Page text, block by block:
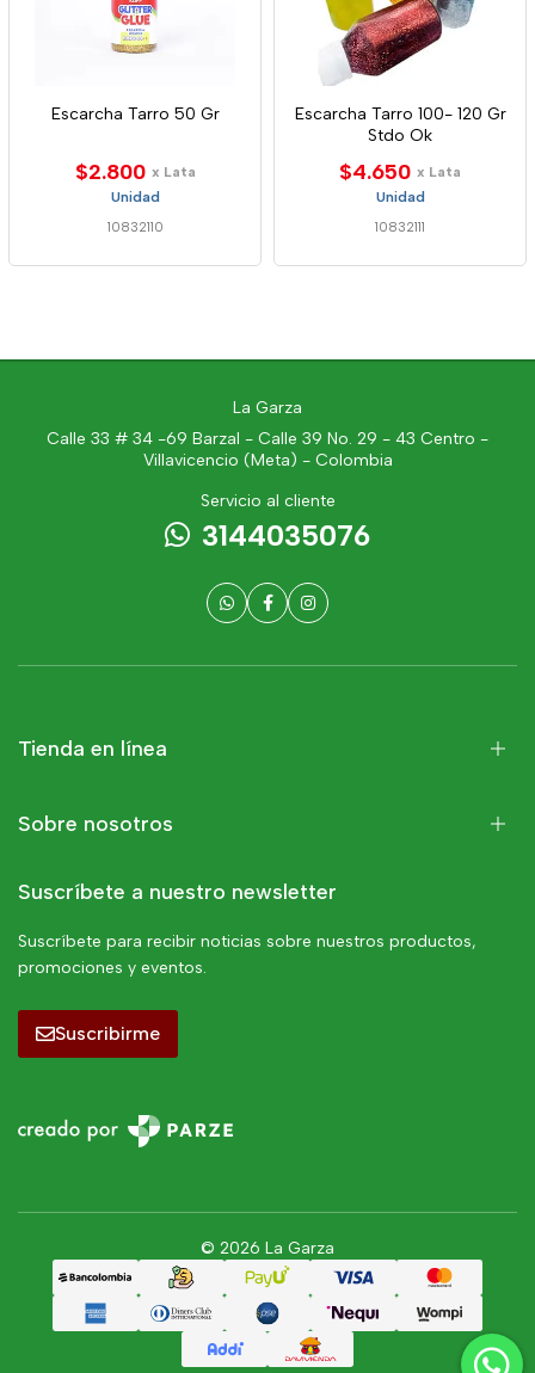
Escarcha Tarro 50 Gr
$2.800 x Lata
Unidad
10832110
Escarcha Tarro 100- 120 Gr
Stdo Ok
$4.650 x Lata
Unidad
10832111
La Garza
Calle 33 # 34 -69 Barzal - Calle 39 No. 29 - 43 Centro -
Villavicencio (Meta) - Colombia
Servicio al cliente
3144035076
Tienda en línea
Sobre nosotros
Suscríbete a nuestro newsletter
Suscríbete para recibir noticias sobre nuestros productos,
promociones y eventos.
Suscribirme
© 2026 La Garza